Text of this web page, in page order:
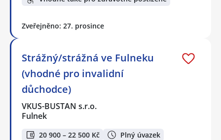
Zveřejněno: 27. prosince
Strážný/strážná ve Fulneku
(vhodné pro invalidní
důchodce)
VKUS-BUSTAN s.r.o.
Fulnek
20 900 – 22 500 Kč
Plný úvazek